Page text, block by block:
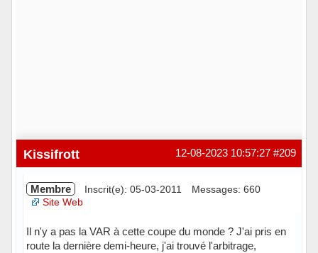
#209
12-08-2023 10:57:27
Kissifrott
Membre Inscrit(e): 05-03-2011
Messages: 660
Site Web
Il n'y a pas la VAR à cette coupe du monde ? J'ai pris en
route la dernière demi-heure, j'ai trouvé l'arbitrage,